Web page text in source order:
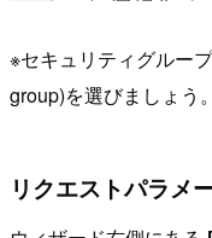
※セキュリティグルー
group)を選びましょう。
リクエストパラメ